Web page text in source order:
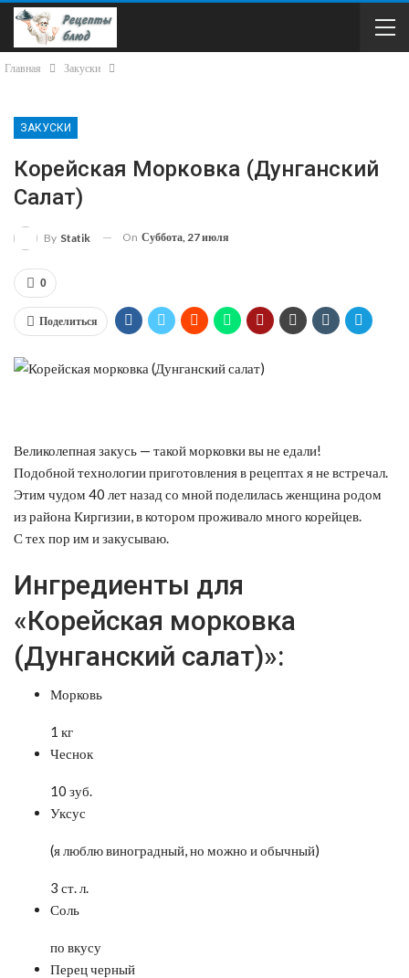
Главная Закуски
ЗАКУСКИ
Корейская Морковка (Дунганский
Салат)
By Statik On Суббота, 27 июля
0
Поделиться
Великолепная закусь — такой морковки вы не едали!
Подобной технологии приготовления в рецептах я не встречал.
Этим чудом 40 лет назад со мной поделилась женщина родом
из района Киргизии, в котором проживало много корейцев.
С тех пор им и закусываю.
Ингредиенты для
«Корейская морковка
(Дунганский салат)»:
Морковь
1 кг
Чеснок
10 зуб.
Уксус
(я люблю виноградный, но можно и обычный)
3 ст. л.
Соль
по вкусу
Перец черный